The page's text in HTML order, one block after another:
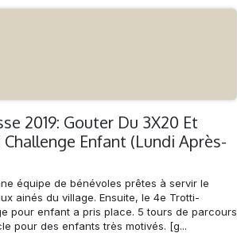
2019: Gouter Du 3X20 Et
Enfant (Lundi Après-
équipe de bénévoles prêtes à servir le
ainés du village. Ensuite, le 4e Trotti-
pour enfant a pris place. 5 tours de parcours
pour des enfants très motivés. [g...